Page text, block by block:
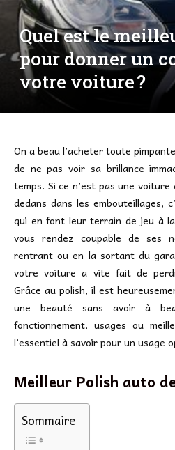
Quel est le
pour donner un
votre voiture ?
On a beau l’acheter toute
de ne pas voir sa brillance
temps. Si ce n’est pas une
dedans dans les embouteillages,
qui en font leur terrain de jeu à
vous rendez coupable de ses
rentrant ou en la sortant du
votre voiture a vite fait de
Grâce au polish, il est
une beauté sans avoir à
fonctionnement, usages ou
l’essentiel à savoir pour un usage
Meilleur Polish auto
Sommaire